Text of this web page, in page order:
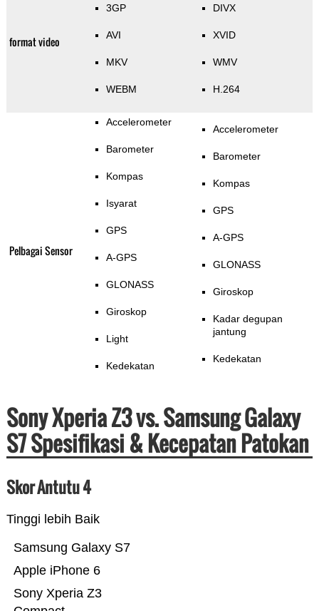
format video
3GP
AVI
MKV
WEBM
DIVX
XVID
WMV
H.264
Pelbagai Sensor
Accelerometer
Barometer
Kompas
Isyarat
GPS
A-GPS
GLONASS
Giroskop
Light
Kedekatan
Accelerometer
Barometer
Kompas
GPS
A-GPS
GLONASS
Giroskop
Kadar degupan
jantung
Kedekatan
Sony Xperia Z3 vs. Samsung Galaxy
S7 Spesifikasi & Kecepatan Patokan
Skor Antutu 4
Tinggi lebih Baik
Sony Xperia Z3
Apple iPhone 6
Samsung Galaxy S7